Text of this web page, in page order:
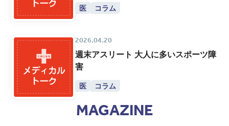
医 コラム
2026.04.20
週末アスリート 大人に多いスポーツ障
害
医 コラム
MAGAZINE